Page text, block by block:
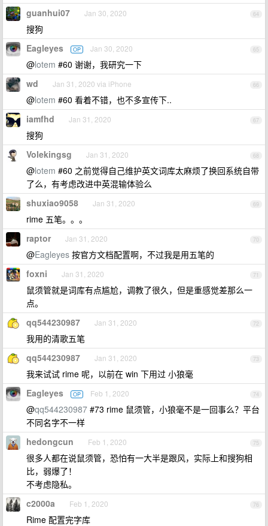
64
guanhui07 Jan 30, 2020
搜狗
65
Eagleyes OP Jan 30, 2020
@lotem #60 谢谢，我研究一下
66
wd Jan 31, 2020 via iPhone
@lotem #60 看着不错，也不多宣传下..
67
iamfhd Jan 31, 2020
搜狗
68
Volekingsg Jan 31, 2020
@lotem #60 之前觉得自己维护英文词库太麻烦了换回系统自带
了么，有考虑改进中英混输体验么
69
shuxiao9058 Jan 31, 2020
rime 五笔。。。
70
raptor Jan 31, 2020
@Eagleyes 按官方文档配置啊，不过我是用五笔的
71
foxni Jan 31, 2020
鼠须管就是词库有点尴尬，调教了很久，但是重感觉差那么一
点。
72
qq544230987 Jan 31, 2020
我用的清歌五笔
73
qq544230987 Jan 31, 2020
我来试试 rime 呢，以前在 win 下用过 小狼毫
74
Eagleyes OP Feb 1, 2020
@qq544230987 #73 rime 鼠须管，小狼毫不是一回事么？平台
不同名字不一样
75
hedongcun Feb 1, 2020
很多人都在说鼠须管，恐怕有一大半是跟风，实际上和搜狗相
比，弱爆了！
不考虑隐私。
76
c2000a Feb 1, 2020
Rime 配置完字库